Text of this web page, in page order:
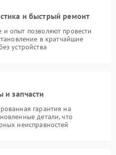
и быстрый ремонт
опыт позволяют провести
в кратчайшие
устройства
и запчасти
гарантия на
детали, что
неисправностей